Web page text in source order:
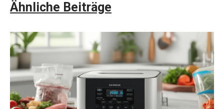
Ähnliche Beiträge